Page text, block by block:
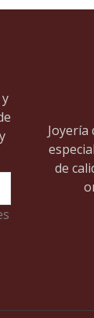
Joyería
de